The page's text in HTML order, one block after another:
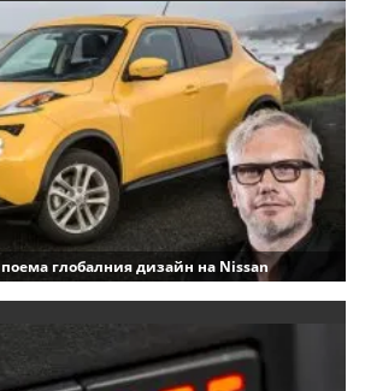
глобалния дизайн на Nissan